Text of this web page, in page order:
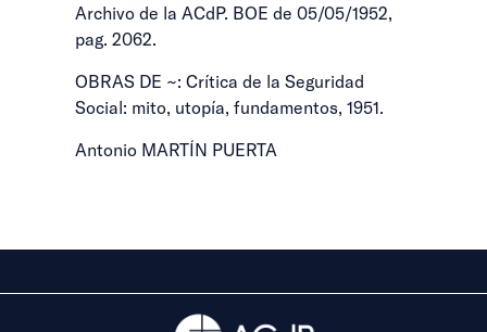
Archivo de la ACdP. BOE de 05/05/1952,
pag. 2062.
OBRAS DE ~: Crítica de la Seguridad
Social: mito, utopía, fundamentos, 1951.
Antonio MARTÍN PUERTA